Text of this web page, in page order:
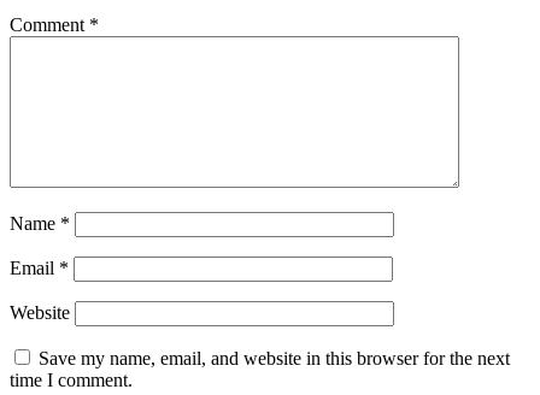
Comment *
Name *
Email *
Website
Save my name, email, and website in this browser for the next
time I comment.